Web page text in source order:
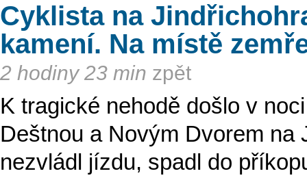
Cyklista na
kamení. Na místě
2 hodiny 23 min zpět
K tragické nehodě došlo v
Deštnou a Novým Dvorem
nezvládl jízdu, spadl do